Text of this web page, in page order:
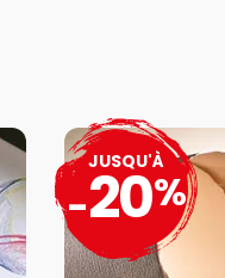
JUSQU'À
-20%